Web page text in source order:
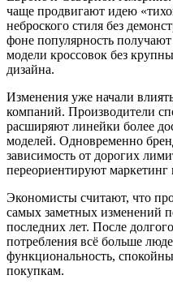
чаще продвигают идею
неброского стиля без
фоне популярность
модели кроссовок без
дизайна.
Изменения уже начали
компаний. Производители
расширяют линейки более
моделей. Одновременно
зависимость от дорогих
переориентируют маркетинг
Экономисты считают, что
самых заметных изменений
последних лет. После
потребления всё больше
функциональность,
покупкам.